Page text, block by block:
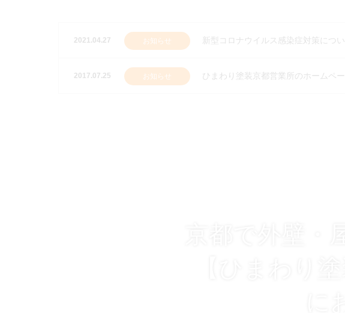
2021.04.27 お知らせ 新型コロナウイルス感染症対策につい
2017.07.25 お知らせ ひまわり塗装京都営業所のホームペ